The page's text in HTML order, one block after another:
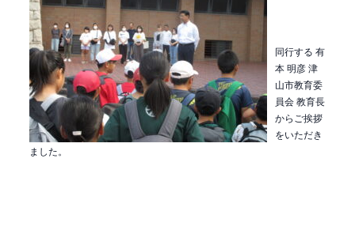
同行する 有
本 明彦 津
山市教育委
員会 教育長
からご挨拶
をいただき
ました。